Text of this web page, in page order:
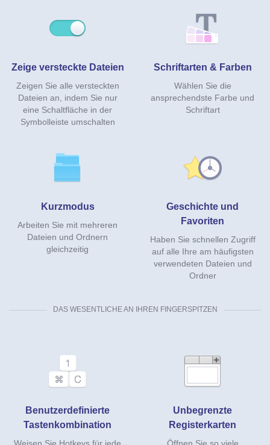
Zeige versteckte Dateien
Zeigen Sie alle versteckten
Dateien an, indem Sie nur
eine Schaltfläche in der
Symbolleiste umschalten
Schriftarten & Farben
Wählen Sie die
ansprechendste Farbe und
Schriftart
Kurzmodus
Arbeiten Sie mit mehreren
Dateien und Ordnern
gleichzeitig
Geschichte und
Favoriten
Haben Sie schnellen Zugriff
auf alle Ihre am häufigsten
verwendeten Dateien und
Ordner
DAS WESENTLICHE AN IHREN FINGERSPITZEN
Benutzerdefinierte
Tastenkombination
Unbegrenzte
Registerkarten